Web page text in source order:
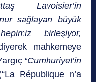
Lavoisier’in
sağlayan büyük
birleşiyor,
mahkemeye
“Cumhuriyet’in
République n’a